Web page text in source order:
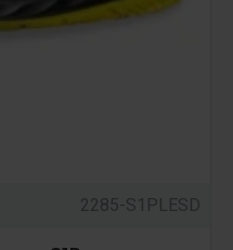
2285-S1PLESD